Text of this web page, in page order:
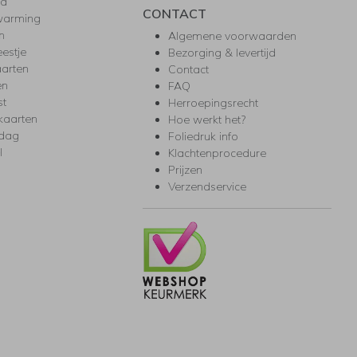
CONTACT
Algemene voorwaarden
Bezorging & levertijd
Contact
FAQ
Herroepingsrecht
Hoe werkt het?
Foliedruk info
Klachtenprocedure
Prijzen
Verzendservice